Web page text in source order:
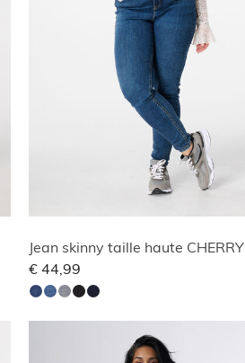
Jean skinny taille haute CHERRY
€ 44,99